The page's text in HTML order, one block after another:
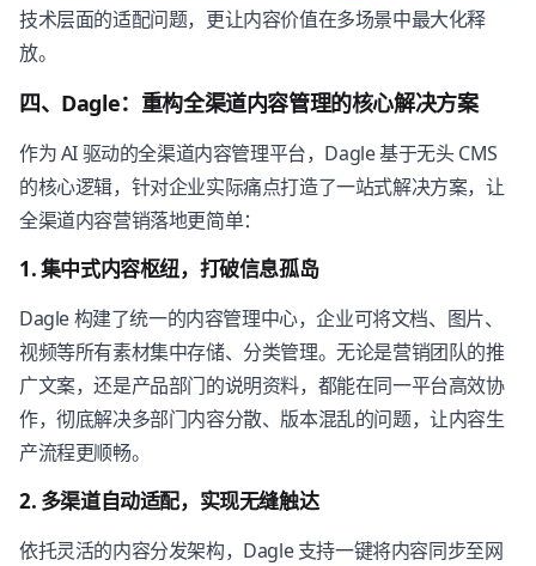
技术层面的适配问题，更让内容价值在多场景中最大化释
放。
四、Dagle：重构全渠道内容管理的核心解决方案
作为 AI 驱动的全渠道内容管理平台，Dagle 基于无头 CMS
的核心逻辑，针对企业实际痛点打造了一站式解决方案，让
全渠道内容营销落地更简单：
1. 集中式内容枢纽，打破信息孤岛
Dagle 构建了统一的内容管理中心，企业可将文档、图片、
视频等所有素材集中存储、分类管理。无论是营销团队的推
广文案，还是产品部门的说明资料，都能在同一平台高效协
作，彻底解决多部门内容分散、版本混乱的问题，让内容生
产流程更顺畅。
2. 多渠道自动适配，实现无缝触达
依托灵活的内容分发架构，Dagle 支持一键将内容同步至网